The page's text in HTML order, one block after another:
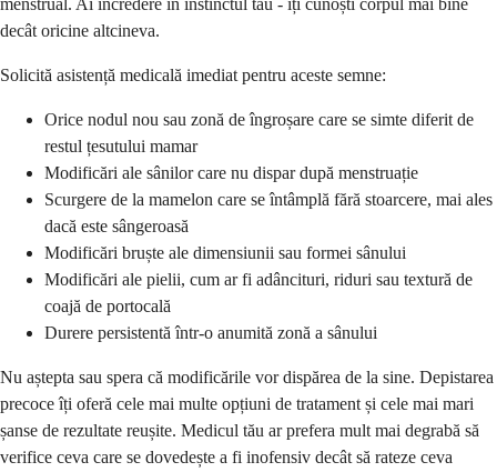
menstrual. Ai încredere în instinctul tău - îți cunoști corpul mai bine
decât oricine altcineva.
Solicită asistență medicală imediat pentru aceste semne:
Orice nodul nou sau zonă de îngroșare care se simte diferit de
restul țesutului mamar
Modificări ale sânilor care nu dispar după menstruație
Scurgere de la mamelon care se întâmplă fără stoarcere, mai ales
dacă este sângeroasă
Modificări bruște ale dimensiunii sau formei sânului
Modificări ale pielii, cum ar fi adâncituri, riduri sau textură de
coajă de portocală
Durere persistentă într-o anumită zonă a sânului
Nu aștepta sau spera că modificările vor dispărea de la sine. Depistarea
precoce îți oferă cele mai multe opțiuni de tratament și cele mai mari
șanse de rezultate reușite. Medicul tău ar prefera mult mai degrabă să
verifice ceva care se dovedește a fi inofensiv decât să rateze ceva